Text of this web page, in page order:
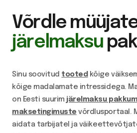
Võrdle
järelmaksu
Sinu soovitud tooted kõige
kõige madalamate intressidega.
on Eesti suurim järelmaksu
maksetingimuste võrdlusportaal.
aidata tarbijatel ja